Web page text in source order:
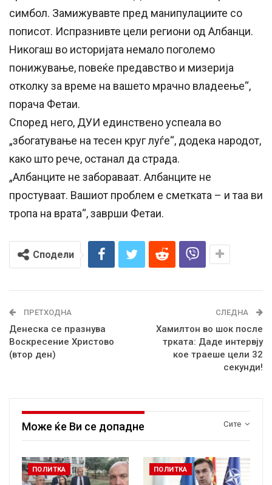
симбол. Замижувавте пред манипулациите со
пописот. Испразнивте цели региони од Албанци.
Никогаш во историјата немало поголемо
понижување, повеќе предавство и мизерија
отколку за време на вашето мрачно владеење“,
порача Фетаи.
Според него, ДУИ единствено успеала во
„збогатување на тесен круг луѓе“, додека народот,
како што рече, останал да страда.
„Албанците не забораваат. Албанците не
простуваат. Вашиот проблем е сметката – и таа ви
тропа на врата“, заврши Фетаи.
Сподели
ПРЕТХОДНА
Денеска се празнува
Воскресение Христово
(втор ден)
СЛЕДНА
Хамилтон во шок после
трката: Даде интервју
кое траеше цели 32
секунди!
Сите
Може ќе Ви се допадне
ПОЛИТКА ПОЛИТКА